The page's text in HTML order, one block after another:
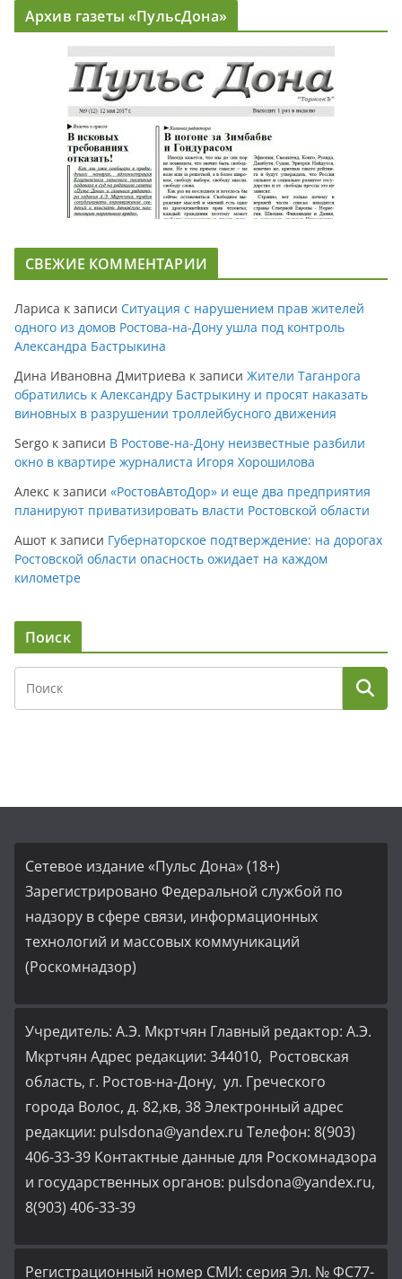
Архив газеты «ПульсДона»
СВЕЖИЕ КОММЕНТАРИИ
Лариса к записи Ситуация с нарушением прав жителей
одного из домов Ростова-на-Дону ушла под контроль
Александра Бастрыкина
Дина Ивановна Дмитриева к записи Жители Таганрога
обратились к Александру Бастрыкину и просят наказать
виновных в разрушении троллейбусного движения
Sergo к записи В Ростове-на-Дону неизвестные разбили
окно в квартире журналиста Игоря Хорошилова
Алекс к записи «РостовАвтоДор» и еще два предприятия
планируют приватизировать власти Ростовской области
Ашот к записи Губернаторское подтверждение: на дорогах
Ростовской области опасность ожидает на каждом
километре
Поиск
Сетевое издание «Пульс Дона» (18+)
Зарегистрировано Федеральной службой по
надзору в сфере связи, информационных
технологий и массовых коммуникаций
(Роскомнадзор)
Учредитель: А.Э. Мкртчян Главный редактор: А.Э.
Мкртчян Адрес редакции: 344010, Ростовская
область, г. Ростов-на-Дону, ул. Греческого
города Волос, д. 82,кв, 38 Электронный адрес
редакции: pulsdona@yandex.ru Телефон: 8(903)
406-33-39 Контактные данные для Роскомнадзора
и государственных органов: pulsdona@yandex.ru,
8(903) 406-33-39
Регистрационный номер СМИ: серия Эл. № ФС77-